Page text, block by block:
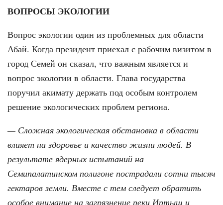
ВОПРОСЫ ЭКОЛОГИИ
Вопрос экологии один из проблемных для области
Абай. Когда президент приехал с рабочим визитом в
город Семей он сказал, что важным является и
вопрос экологии в области. Глава государства
поручил акимату держать под особым контролем
решение экологических проблем региона.
— Сложная экологическая обстановка в области
влияет на здоровье и качество жизни людей. В
результате ядерных испытаний на
Семипалатинском полигоне пострадали сотни тысяч
гектаров земли. Вместе с тем следует обратить
особое внимание на загрязнение реки Иртыш и